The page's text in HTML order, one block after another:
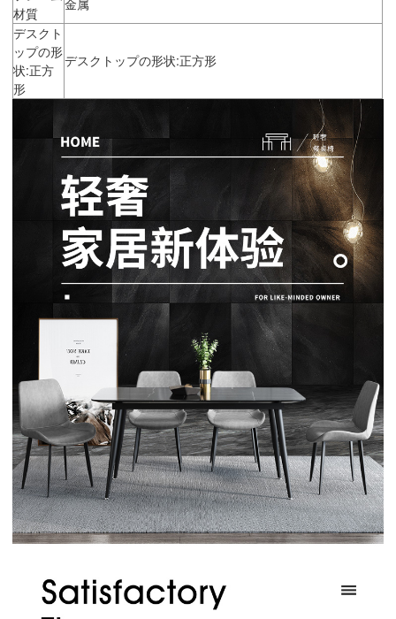
材質
デスクト
ップの形
状:正方
形
デスクトップの形状:正方形